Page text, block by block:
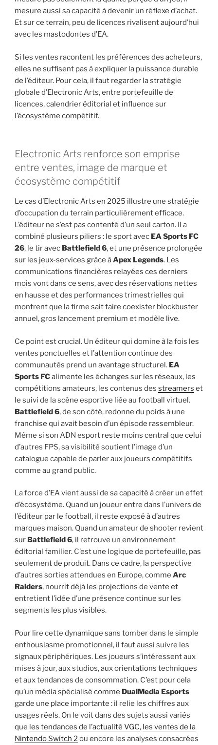
mesure aussi sa capacité à devenir un réflexe d’achat.
Et sur ce terrain, peu de licences rivalisent aujourd’hui
avec les mastodontes d’EA.
Si les ventes racontent les préférences des acheteurs,
elles ne suffisent pas à expliquer la puissance durable
de l’éditeur. Pour cela, il faut regarder la stratégie
globale d’Electronic Arts, entre portefeuille de
licences, calendrier éditorial et influence sur
l’écosystème compétitif.
Electronic Arts renforce son emprise
entre ventes, image de marque et
écosystème compétitif
Le cas d’Electronic Arts en 2025 illustre une stratégie
d’occupation du terrain particulièrement efficace.
L’éditeur ne s’est pas contenté d’un seul carton. Il a
combiné plusieurs piliers : le sport avec EA Sports FC
26, le tir avec Battlefield 6, et une présence prolongée
sur les jeux-services grâce àApex Legends. Les
communications financières relayées ces derniers
mois vont dans ce sens, avec des réservations nettes
en hausse et des performances trimestrielles qui
montrent que la firme sait faire coexister blockbuster
annuel, gros lancement premium et modèle live.
Ce point est crucial. Un éditeur qui domine à la fois les
ventes ponctuelles et l’attention continue des
communautés prend un avantage structurel. EA
Sports FCalimente les échanges sur les réseaux, les
compétitions amateurs, les contenus des streamers et
le suivi de la scène esportive liée au football virtuel.
Battlefield 6, de son côté, redonne du poids à une
franchise qui avait besoin d’un épisode rassembleur.
Même si son ADN esport reste moins central que celui
d’autres FPS, sa visibilité soutient l’image d’un
catalogue capable de parler aux joueurs compétitifs
comme au grand public.
La force d’EA vient aussi de sa capacité à créer un effet
d’écosystème. Quand un joueur entre dans l’univers de
l’éditeur par le football, il reste exposé à d’autres
marques maison. Quand un amateur de shooter revient
sur Battlefield 6, il retrouve un environnement
éditorial familier. C’est une logique de portefeuille, pas
seulement de produit. Dans ce cadre, la perspective
d’autres sorties attendues en Europe, comme Arc
Raiders, nourrit déjà les projections de vente et
entretient l’idée d’une présence continue sur les
segments les plus visibles.
Pour lire cette dynamique sans tomber dans le simple
enthousiasme promotionnel, il faut aussi suivre les
signaux périphériques. Les joueurs s’intéressent aux
mises à jour, aux studios, aux orientations techniques
et aux tendances de consommation. C’est pour cela
qu’un média spécialisé comme DualMedia Esports
garde une place importante : il relie les chiffres aux
usages réels. On le voit dans des sujets aussi variés
que les tendances de l’actualité VGC, les ventes de la
Nintendo Switch 2 ou encore les analyses consacrées